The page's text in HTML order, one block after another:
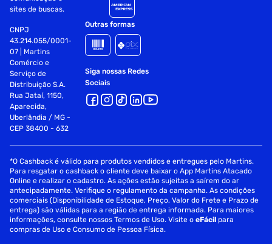
sites de buscas.
CNPJ
43.214.055/0001-
07 | Martins
Comércio e
Serviço de
Distribuição S.A.
Rua Jataí, 1150,
Aparecida,
Uberlândia / MG -
CEP 38400 - 632
Outras formas
Siga nossas Redes
Sociais
*O Cashback é válido para produtos vendidos e entregues pelo Martins.
Para resgatar o cashback o cliente deve baixar o App Martins Atacado
Online e realizar o cadastro. As ações estão sujeitas a saírem do ar
antecipadamente. Verifique o regulamento da campanha. As condições
comerciais (Disponibilidade de Estoque, Preço, Valor do Frete e Prazo de
entrega) são válidas para a região de entrega informada. Para maiores
informações, consulte nossos Termos de Uso. Visite oeFácil para
compras de Uso e Consumo de Pessoa Física.